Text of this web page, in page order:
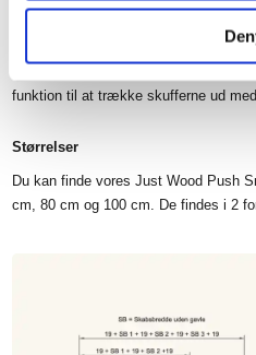
som også er behandlet med olie.
På vores Just Wood Push
funktion til at trække skufferne ud
Størrelser
Du kan finde vores Just Wood Push
cm, 80 cm og 100 cm. De findes i 2